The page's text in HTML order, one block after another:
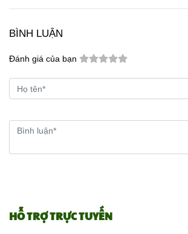
BÌNH LUẬN
Đánh giá của bạn
HỖ TRỢ TRỰC TUYẾN